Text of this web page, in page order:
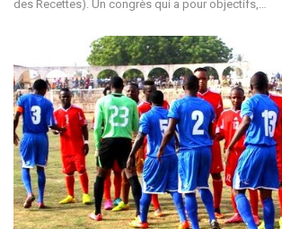
des Recettes). Un congrès qui a pour objectifs,…